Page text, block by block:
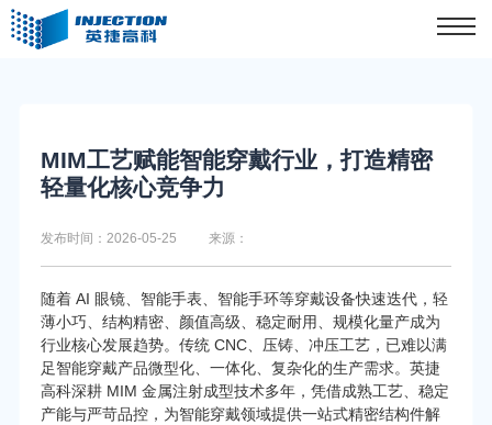
MIM工艺赋能智能穿戴行业，打造精密
轻量化核心竞争力
发布时间：2026-05-25 来源：
随着 AI 眼镜、智能手表、智能手环等穿戴设备快速迭代，轻
薄小巧、结构精密、颜值高级、稳定耐用、规模化量产成为
行业核心发展趋势。传统 CNC、压铸、冲压工艺，已难以满
足智能穿戴产品微型化、一体化、复杂化的生产需求。英捷
高科深耕 MIM 金属注射成型技术多年，凭借成熟工艺、稳定
产能与严苛品控，为智能穿戴领域提供一站式精密结构件解